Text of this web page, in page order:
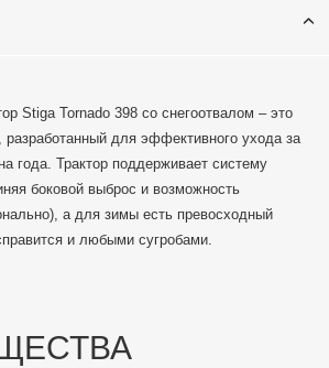
Stiga Tornado 398 со снегоотвалом – это
разработанный для эффективного ухода за
года. Трактор поддерживает систему
боковой выброс и возможность
а для зимы есть превосходный
и любыми сугробами.